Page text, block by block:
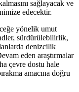
sağlayacak ve
edecektir.
yönelik umut
sürdürülebilirlik,
denizcilik
eden araştırmalar
çevre dostu hale
amacına doğru